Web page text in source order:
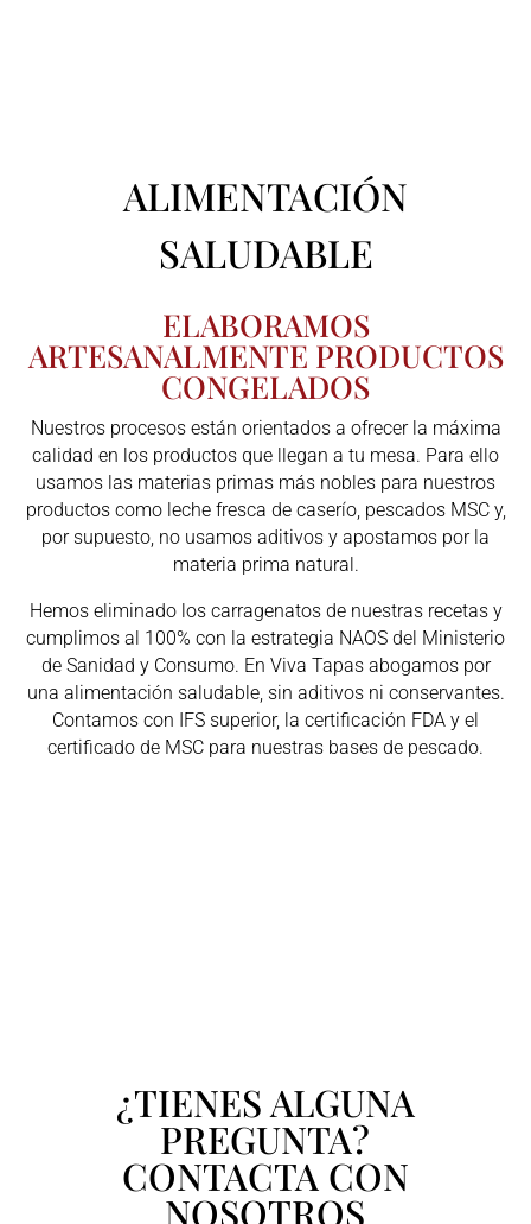
ALIMENTACIÓN
SALUDABLE
ELABORAMOS
ARTESANALMENTE PRODUCTOS
CONGELADOS
Nuestros procesos están orientados a ofrecer la máxima
calidad en los productos que llegan a tu mesa. Para ello
usamos las materias primas más nobles para nuestros
productos como leche fresca de caserío, pescados MSC y,
por supuesto, no usamos aditivos y apostamos por la
materia prima natural.
Hemos eliminado los carragenatos de nuestras recetas y
cumplimos al 100% con la estrategia NAOS del Ministerio
de Sanidad y Consumo. En Viva Tapas abogamos por
una alimentación saludable, sin aditivos ni conservantes.
Contamos con IFS superior, la certificación FDA y el
certificado de MSC para nuestras bases de pescado.
¿TIENES ALGUNA
PREGUNTA?
CONTACTA CON
NOSOTROS